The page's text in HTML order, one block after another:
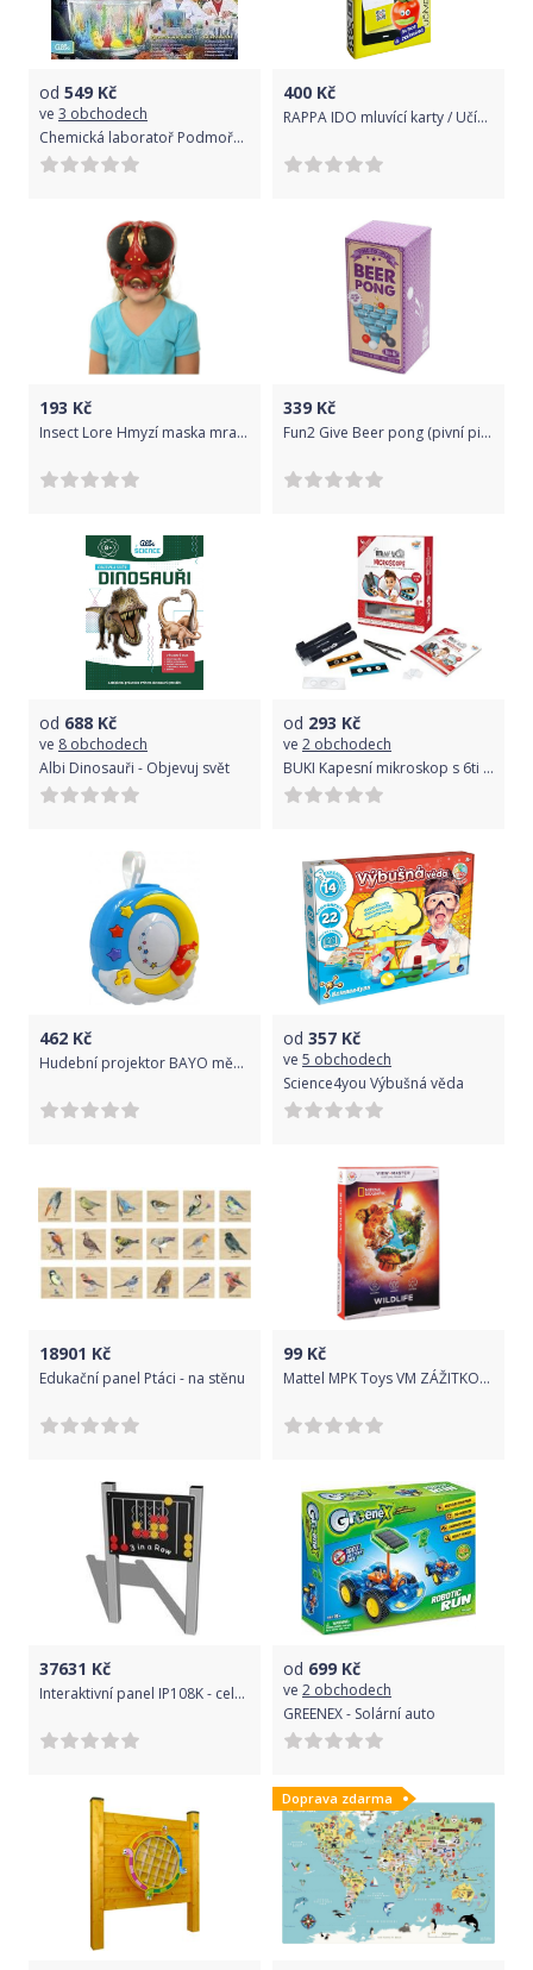
od 549 Kč
ve 3 obchodech
Chemická laboratoř Podmořská
400 Kč
RAPPA IDO mluvící karty / Učíme se anglicky - OVOCE a ZELENINA
193 Kč
Insect Lore Hmyzí maska mravenec - Bug Hedz
339 Kč
Fun2 Give Beer pong (pivní ping-pong)
od 688 Kč
ve 8 obchodech
Albi Dinosauři - Objevuj svět
od 293 Kč
ve 2 obchodech
BUKI Kapesní mikroskop s 6ti experimenty miniLab
462 Kč
Hudební projektor BAYO měsíček, Dle obrázku
od 357 Kč
ve 5 obchodech
Science4you Výbušná věda
18901 Kč
Edukační panel Ptáci - na stěnu
99 Kč
Mattel MPK Toys VM ZÁŽITKOVÝ BALÍČEK DIVOČINA
37631 Kč
Interaktivní panel IP108K - celokovový
od 699 Kč
ve 2 obchodech
GREENEX - Solární auto
Doprava zdarma